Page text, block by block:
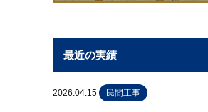
最近の実績
2026.04.15 民間工事